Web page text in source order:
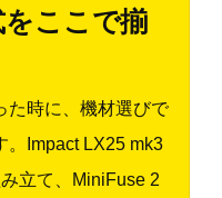
ここで揃
た時に、機材選びで
。Impact LX25 mk3
立て、MiniFuse 2